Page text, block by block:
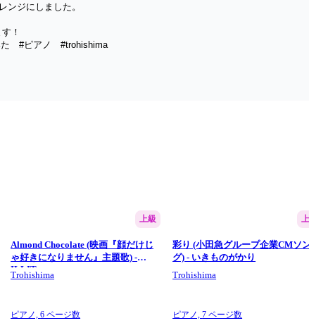
ンジにしました。
！
　#ピアノ　#trohishima
上級
Almond Chocolate (映画『顔だけじ
ゃ好きになりません』主題歌) -
ILLIT
Trohishima
ピアノ,6 ページ数
彩り (⼩⽥急グループ企業CMソ
グ) - いきものがかり
Trohishima
ピアノ,7 ページ数